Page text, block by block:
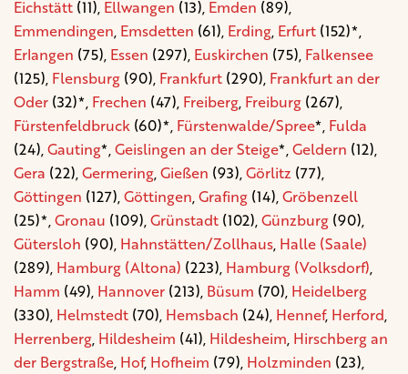
Eichstätt (11), Ellwangen (13), Emden (89),
Emmendingen, Emsdetten (61), Erding, Erfurt (152)*,
Erlangen (75), Essen (297), Euskirchen (75), Falkensee
(125), Flensburg (90), Frankfurt (290), Frankfurt an der
Oder (32)*, Frechen (47), Freiberg, Freiburg (267),
Fürstenfeldbruck (60)*, Fürstenwalde/Spree*, Fulda
(24),Gauting*,Geislingen an der Steige*,Geldern (12),
Gera (22),Germering,Gießen (93),Görlitz (77),
Göttingen (127),Göttingen,Grafing (14),Gröbenzell
(25)*,Gronau (109),Grünstadt (102),Günzburg (90),
Gütersloh (90), Hahnstätten/Zollhaus, Halle (Saale)
(289), Hamburg (Altona) (223), Hamburg (Volksdorf),
Hamm (49), Hannover (213), Büsum (70), Heidelberg
(330), Helmstedt (70), Hemsbach (24), Hennef, Herford,
Herrenberg, Hildesheim (41), Hildesheim, Hirschberg an
der Bergstraße, Hof, Hofheim (79), Holzminden (23),